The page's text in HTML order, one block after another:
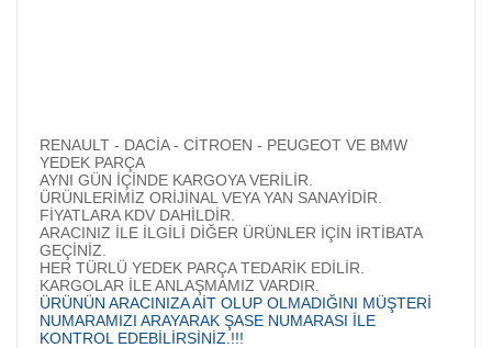
RENAULT - DACİA - CİTROEN - PEUGEOT VE BMW
YEDEK PARÇA
AYNI GÜN İÇİNDE KARGOYA VERİLİR.
ÜRÜNLERİMİZ ORİJİNAL VEYA YAN SANAYİDİR.
FİYATLARA KDV DAHİLDİR.
ARACINIZ İLE İLGİLİ DİĞER ÜRÜNLER İÇİN İRTİBATA
GEÇİNİZ.
HER TÜRLÜ YEDEK PARÇA TEDARİK EDİLİR.
KARGOLAR İLE ANLAŞMAMIZ VARDIR.
ÜRÜNÜN ARACINIZA AİT OLUP OLMADIĞINI MÜŞTERİ
NUMARAMIZI ARAYARAK ŞASE NUMARASI İLE
KONTROL EDEBİLİRSİNİZ.!!!